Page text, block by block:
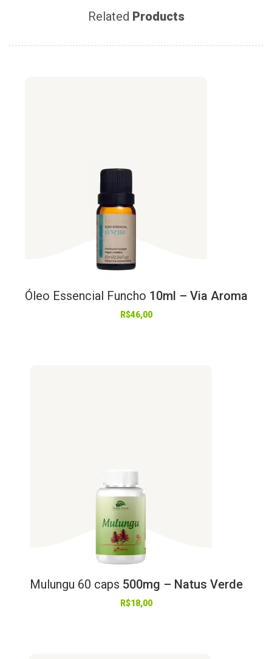
Related Products
Óleo Essencial Funcho 10ml – Via Aroma
R$46,00
Mulungu 60 caps 500mg – Natus Verde
R$18,00